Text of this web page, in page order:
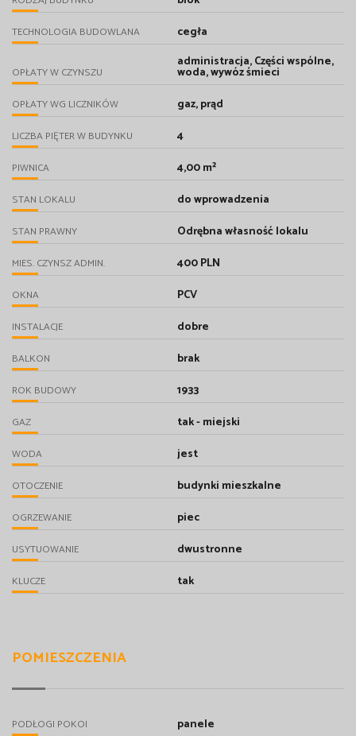
TECHNOLOGIA BUDOWLANA cegła
OPŁATY W CZYNSZU
administracja, Części wspólne,
woda, wywóz śmieci
OPŁATY WG LICZNIKÓW gaz, prąd
LICZBA PIĘTER W BUDYNKU 4
PIWNICA 4,00 m²
STAN LOKALU do wprowadzenia
STAN PRAWNY Odrębna własność lokalu
MIES. CZYNSZ ADMIN. 400 PLN
OKNA PCV
INSTALACJE dobre
BALKON brak
ROK BUDOWY 1933
GAZ tak - miejski
WODA jest
OTOCZENIE budynki mieszkalne
OGRZEWANIE piec
USYTUOWANIE dwustronne
KLUCZE tak
POMIESZCZENIA
PODŁOGI POKOI panele